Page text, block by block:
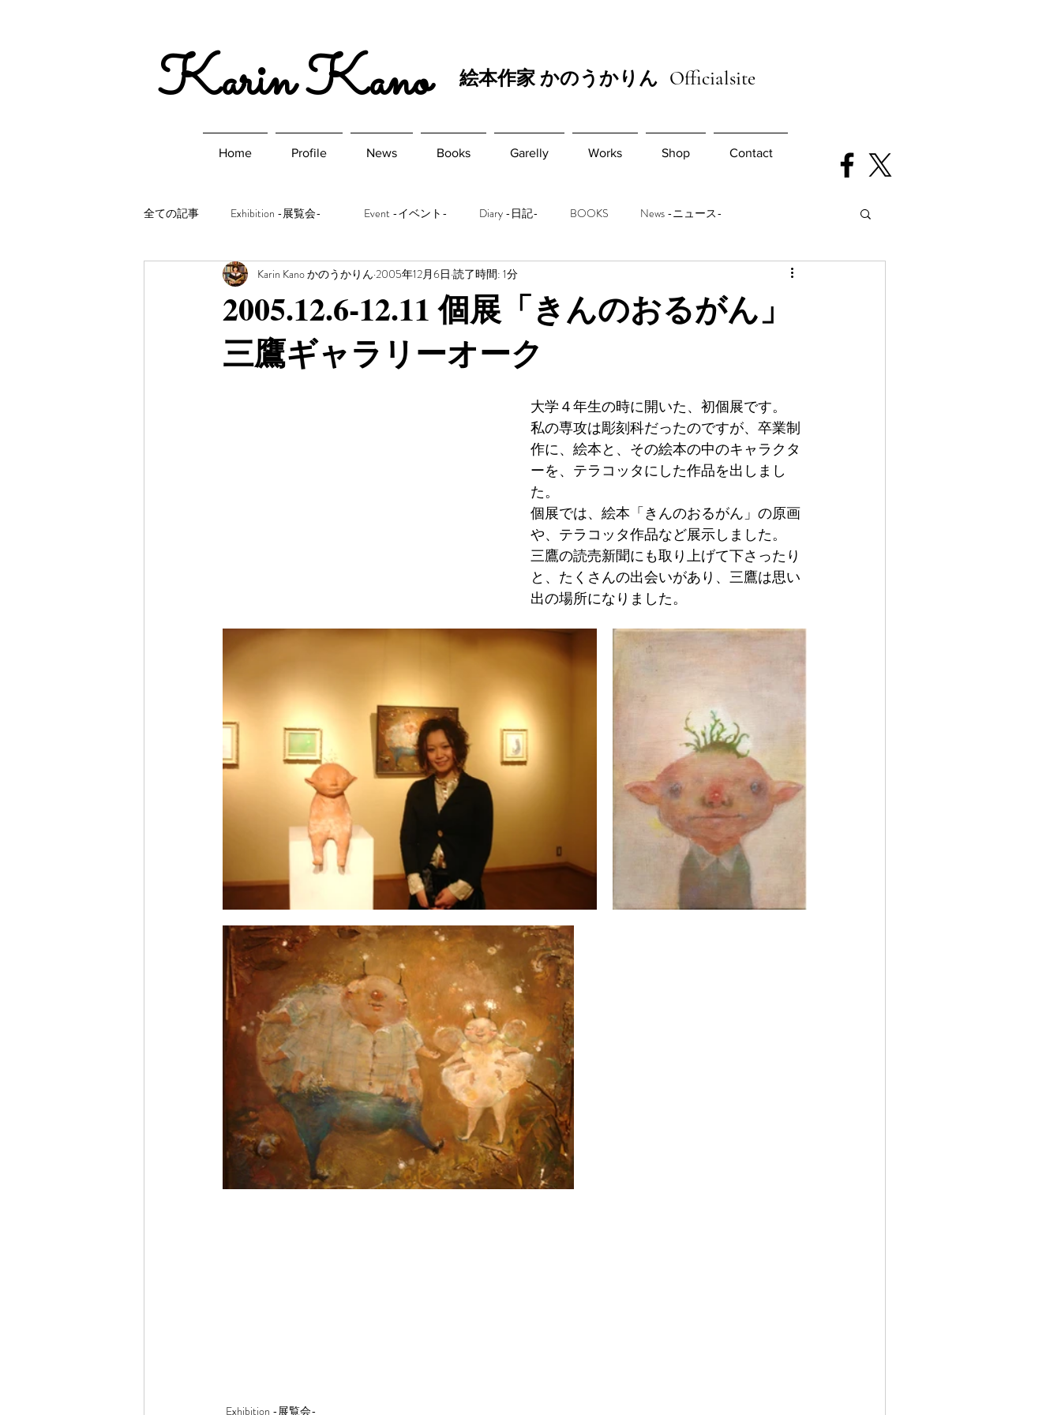
​Karin Kano 絵本作家 かのうかりん Officialsite
Home Profile News Books Garelly Works Shop Contact
全ての記事 Exhibition -展覧会- Event -イベント- Diary -日記- BOOKS News -ニュース-
2005.12.6-12.11 個展「きんのおるがん」
三鷹ギャラリーオーク
Karin Kano かのうかりん 2005年12月6日 読了時間: 1分
大学４年生の時に開いた、初個展です。
私の専攻は彫刻科だったのですが、卒業制
作に、絵本と、その絵本の中のキャラクタ
ーを、テラコッタにした作品を出しまし
た。
個展では、絵本「きんのおるがん」の原画
や、テラコッタ作品など展示しました。
三鷹の読売新聞にも取り上げて下さったり
と、たくさんの出会いがあり、三鷹は思い
出の場所になりました。
Exhibition -展覧会-